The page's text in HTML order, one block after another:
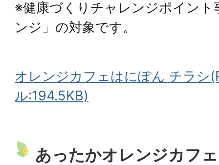
※健康づくりチャレンジポイン
ンジ」の対象です。
オレンジカフェはにぽん チラシ
ル:194.5KB)
あったかオレンジカフェ